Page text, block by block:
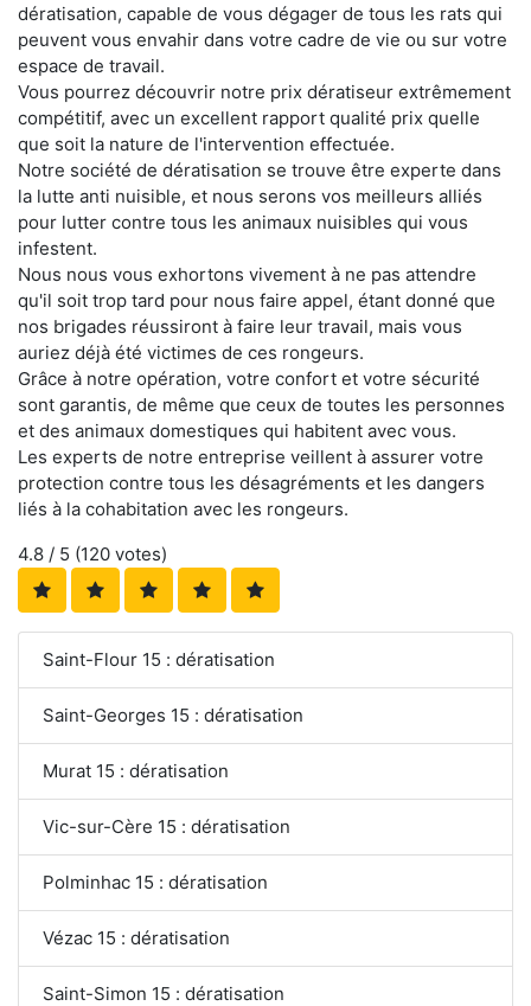
dératisation, capable de vous dégager de tous les rats qui
peuvent vous envahir dans votre cadre de vie ou sur votre
espace de travail.
Vous pourrez découvrir notre prix dératiseur extrêmement
compétitif, avec un excellent rapport qualité prix quelle
que soit la nature de l'intervention effectuée.
Notre société de dératisation se trouve être experte dans
la lutte anti nuisible, et nous serons vos meilleurs alliés
pour lutter contre tous les animaux nuisibles qui vous
infestent.
Nous nous vous exhortons vivement à ne pas attendre
qu'il soit trop tard pour nous faire appel, étant donné que
nos brigades réussiront à faire leur travail, mais vous
auriez déjà été victimes de ces rongeurs.
Grâce à notre opération, votre confort et votre sécurité
sont garantis, de même que ceux de toutes les personnes
et des animaux domestiques qui habitent avec vous.
Les experts de notre entreprise veillent à assurer votre
protection contre tous les désagréments et les dangers
liés à la cohabitation avec les rongeurs.
4.8 / 5 (120 votes)
Saint-Flour 15 : dératisation
Saint-Georges 15 : dératisation
Murat 15 : dératisation
Vic-sur-Cère 15 : dératisation
Polminhac 15 : dératisation
Vézac 15 : dératisation
Saint-Simon 15 : dératisation